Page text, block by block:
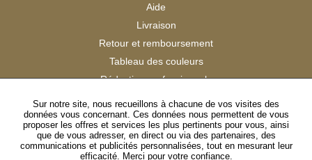
Aide
Livraison
Retour et remboursement
Tableau des couleurs
Réduction professionnels
Satisfaction Clients
SUIVEZ-NOUS
Sur notre site, nous recueillons à chacune de vos visites des
données vous concernant. Ces données nous permettent de vous
proposer les offres et services les plus pertinents pour vous, ainsi
que de vous adresser, en direct ou via des partenaires, des
communications et publicités personnalisées, tout en mesurant leur
efficacité. Merci pour votre confiance.